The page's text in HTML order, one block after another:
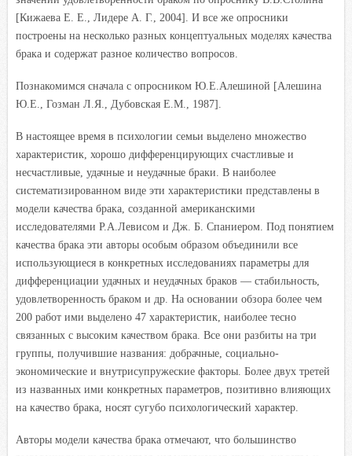
[Кижаева Е. Е., Лидере А. Г., 2004]. И все же опросники
построены на несколько разных концептуальных моделях качества
брака и содержат разное количество вопросов.
Познакомимся сначала с опросником Ю.Е.Алешиной [Алешина
Ю.Е., Гозман Л.Я., Дубовская Е.М., 1987].
В настоящее время в психологии семьи выделено множество
характеристик, хорошо дифференцирующих счастливые и
несчастливые, удачные и неудачные браки. В наиболее
систематизированном виде эти характеристики представлены в
модели качества брака, созданной американскими
исследователями Р.А.Левисом и Дж. Б. Спаниером. Под понятием
качества брака эти авторы особым образом объединили все
использующиеся в конкретных исследованиях параметры для
дифференциации удачных и неудачных браков — стабильность,
удовлетворенность браком и др. На основании обзора более чем
200 работ ими выделено 47 характеристик, наиболее тесно
связанных с высоким качеством брака. Все они разбиты на три
группы, получившие названия: добрачные, социально-
экономические и внутрисупружеские факторы. Более двух третей
из названных ими конкретных параметров, позитивно влияющих
на качество брака, носят сугубо психологический характер.
Авторы модели качества брака отмечают, что большинство